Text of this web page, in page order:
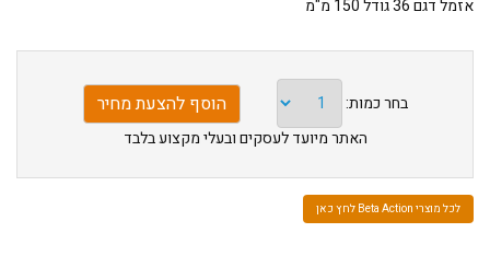
אזמל דגם 36 גודל 150 מ"מ
בחר כמות:
האתר מיועד לעסקים ובעלי מקצוע בלבד
לכל מוצרי Beta Action לחץ כאן